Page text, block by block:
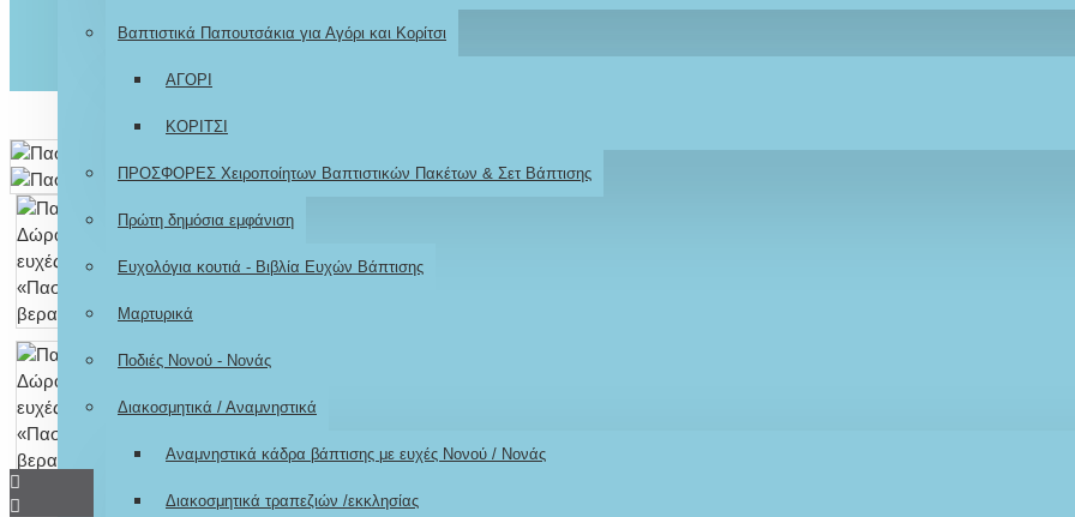
Βαπτιστικά Παπουτσάκια για Αγόρι και Κορίτσι
ΑΓΟΡΙ
ΚΟΡΙΤΣΙ
ΠΡΟΣΦΟΡΕΣ Χειροποίητων Βαπτιστικών Πακέτων & Σετ Βάπτισης
Πρώτη δημόσια εμφάνιση
Ευχολόγια κουτιά - Βιβλία Ευχών Βάπτισης
Μαρτυρικά
Ποδιές Νονού - Νονάς
Διακοσμητικά / Αναμνηστικά
Αναμνηστικά κάδρα βάπτισης με ευχές Νονού / Νονάς
Διακοσμητικά τραπεζιών /εκκλησίας
Για το προϊόν